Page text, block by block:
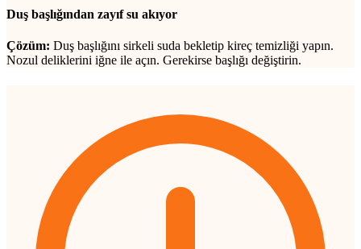
Duş başlığından zayıf su akıyor
Çözüm: Duş başlığını sirkeli suda bekletip kireç temizliği yapın.
Nozul deliklerini iğne ile açın. Gerekirse başlığı değiştirin.